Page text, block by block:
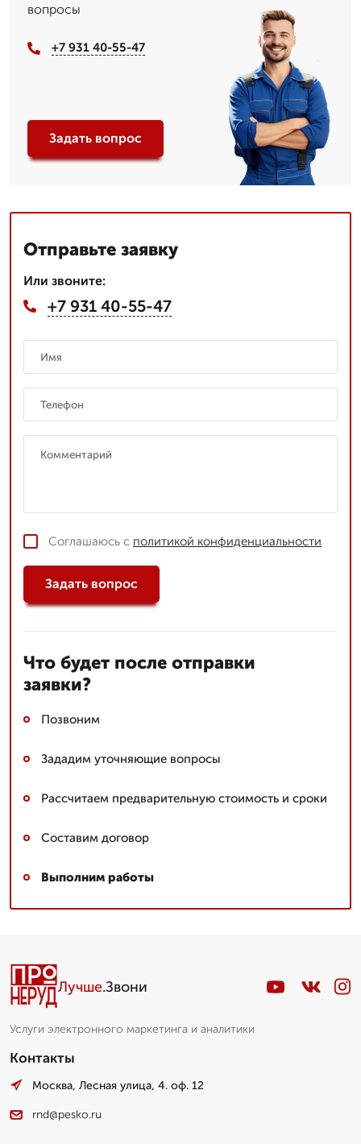
вопросы
+7 931 40-55-47
Задать вопрос
Отправьте заявку
Или звоните:
+7 931 40-55-47
Соглашаюсь с политикой конфиденциальности
Задать вопрос
Что будет после отправки
заявки?
Позвоним
Зададим уточняющие вопросы
Рассчитаем предварительную стоимость и сроки
Составим договор
Выполним работы
Лучше.Звони
Услуги электронного маркетинга и аналитики
Контакты
Москва, Лесная улица, 4. оф. 12
rnd@pesko.ru